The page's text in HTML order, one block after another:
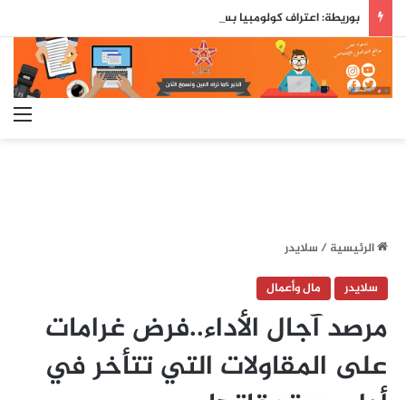
الرئيسية/ سلايدر
سلايدر
مال وأعمال
مرصد آجال الأداء..فرض غرامات
على المقاولات التي تتأخر في